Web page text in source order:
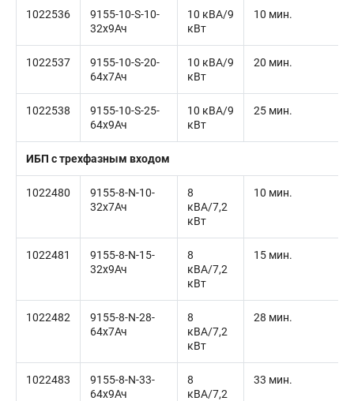
1022536
9155-10-S-10-
32x9Ач
10 кВА/9
кВт
10 мин.
1022537
9155-10-S-20-
64x7Ач
10 кВА/9
кВт
20 мин.
1022538
9155-10-S-25-
64x9Ач
10 кВА/9
кВт
25 мин.
ИБП с трехфазным входом
1022480
9155-8-N-10-
32x7Ач
8
кВА/7,2
кВт
10 мин.
1022481
9155-8-N-15-
32x9Ач
8
кВА/7,2
кВт
15 мин.
1022482
9155-8-N-28-
64x7Ач
8
кВА/7,2
кВт
28 мин.
1022483
9155-8-N-33-
64x9Ач
8
кВА/7,2
33 мин.